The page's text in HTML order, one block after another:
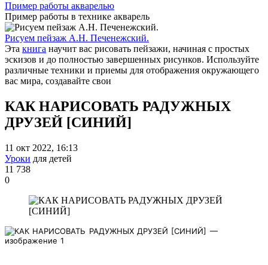
Пример работы акварелью
Пример работы в технике акварель
Рисуем пейзаж А.Н. Печенежский.
Эта книга научит вас рисовать пейзажи, начиная с простых
эскизов и до полностью завершенных рисунков. Используйте
различные техники и приемы для отображения окружающего
вас мира, создавайте свои
КАК НАРИСОВАТЬ РАДУЖНЫХ
ДРУЗЕЙ [СИНИЙ]
11 окт 2022, 16:13
Уроки для детей
11 738
0